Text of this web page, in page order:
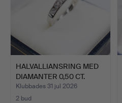
HALVALLIANSRING MED
DIAMANTER 0,50 CT.
Klubbades 31 jul 2026
2 bud